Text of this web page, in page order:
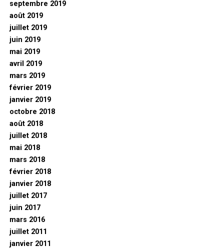
septembre 2019
août 2019
juillet 2019
juin 2019
mai 2019
avril 2019
mars 2019
février 2019
janvier 2019
octobre 2018
août 2018
juillet 2018
mai 2018
mars 2018
février 2018
janvier 2018
juillet 2017
juin 2017
mars 2016
juillet 2011
janvier 2011